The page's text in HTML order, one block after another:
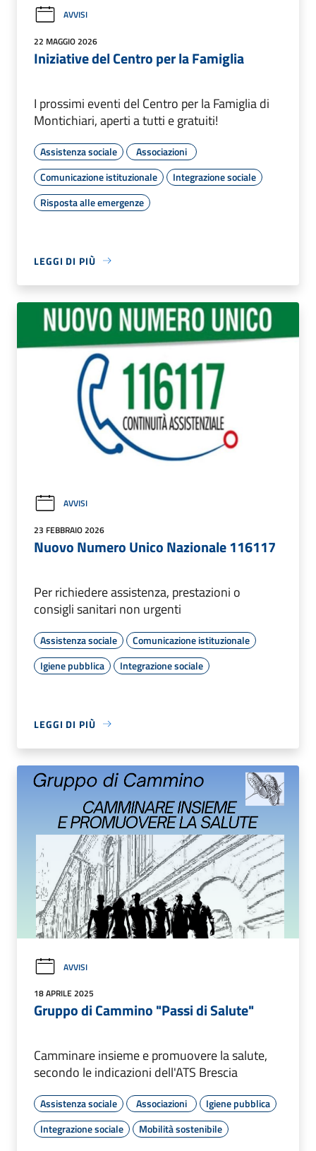
AVVISI
22 MAGGIO 2026
Iniziative del Centro per la Famiglia
I prossimi eventi del Centro per la Famiglia di
Montichiari, aperti a tutti e gratuiti!
Assistenza sociale
Associazioni
Comunicazione istituzionale
Integrazione sociale
Risposta alle emergenze
LEGGI DI PIÙ
AVVISI
23 FEBBRAIO 2026
Nuovo Numero Unico Nazionale 116117
Per richiedere assistenza, prestazioni o
consigli sanitari non urgenti
Assistenza sociale
Comunicazione istituzionale
Igiene pubblica
Integrazione sociale
LEGGI DI PIÙ
AVVISI
18 APRILE 2025
Gruppo di Cammino "Passi di Salute"
Camminare insieme e promuovere la salute,
secondo le indicazioni dell'ATS Brescia
Assistenza sociale Associazioni
Igiene pubblica
Integrazione sociale
Mobilità sostenibile